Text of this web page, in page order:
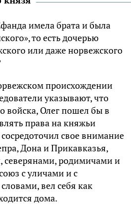
имела брата и была
то есть дочерью
или даже норвежского
происхождении
указывают, что
войска, Олег пошел бы в
права на княжьи
свое внимание
Дона и Прикавказья,
северянами, родимичами и
с уличами и с
вел себя как
дома.